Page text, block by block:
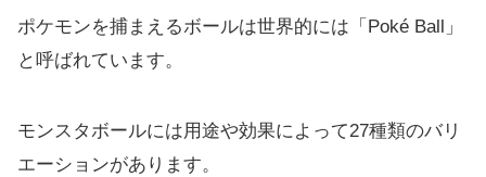
ポケモンを捕まえるボールは世界的には「Poké Ball」
と呼ばれています。
モンスタボールには用途や効果によって27種類のバリ
エーションがあります。